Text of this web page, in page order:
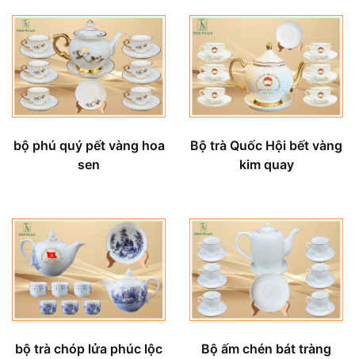
bộ phú quý pết vàng hoa
sen
Bộ trà Quốc Hội bết vàng
kim quay
bộ trà chóp lửa phúc lộc
Bộ ấm chén bát tràng